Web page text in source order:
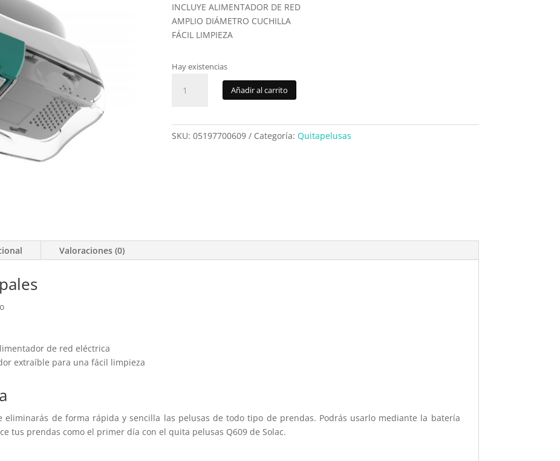
INCLUYE ALIMENTADOR DE RED
AMPLIO DIÁMETRO CUCHILLA
FÁCIL LIMPIEZA
Hay existencias
Quitapelusas
Solac
Añadir al carrito
SKU: 05197700609 Categoría: Quitapelusas
Valoraciones (0)
de red eléctrica
extraíble para una fácil limpieza
eliminarás de forma rápida y sencilla las pelusas de todo tipo de prendas. Podrás usarlo mediante la batería
tus prendas como el primer día con el quita pelusas Q609 de Solac.